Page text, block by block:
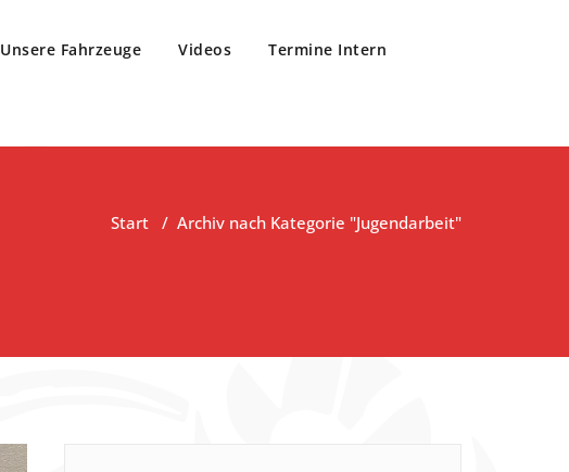
Unsere Fahrzeuge Videos Termine Intern
Start / Archiv nach Kategorie "Jugendarbeit"